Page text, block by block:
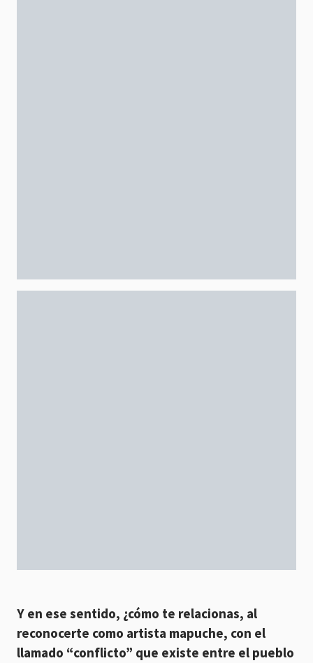
Y en ese sentido, ¿cómo te relacionas, al
reconocerte como artista mapuche, con el
llamado “conflicto” que existe entre el pueblo